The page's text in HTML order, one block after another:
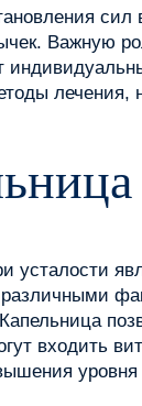
сил
Важную
лечения,
усталости
входить
уровня